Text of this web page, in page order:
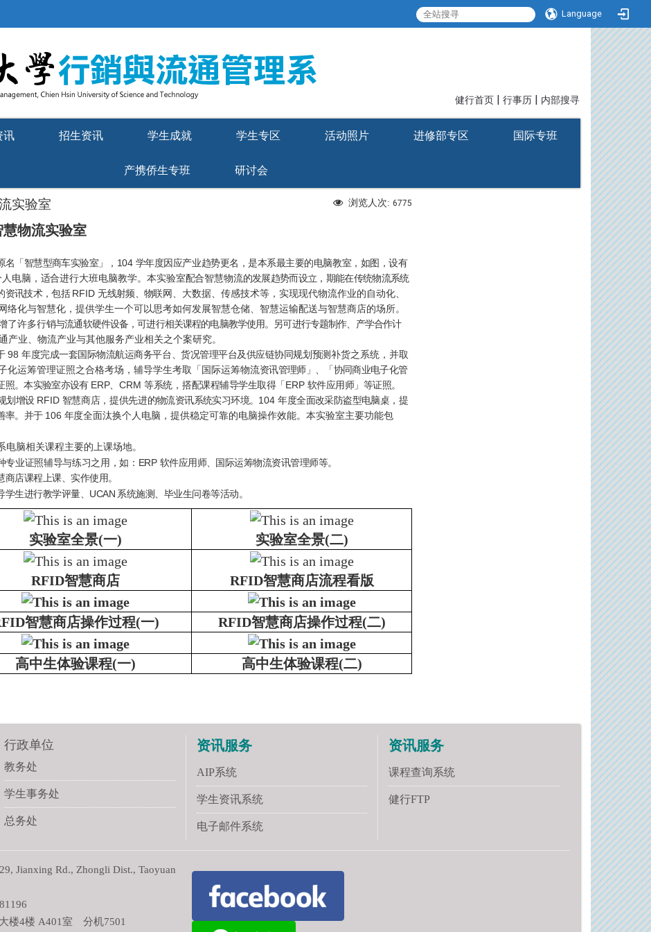
Language
健行首页 | 行事历 | 内部搜寻
讯 招生资讯 学生成就 学生专区 活动照片 进修部专区 国际专班
产携侨生专班 研讨会
浏览人次: 6775
实验室
慧物流实验室
名「智慧型商车实验室」， 104 学年度因应产业趋势更名，是本系最主要的电脑教室，如图 ，设有
电脑，适合进行大班电脑教学。本实验室配合智慧物流的发展趋势而设立，期能在传统物流系统
资讯技术，包括RFID无线射频、物联网、大数据、传感技术等，实现现代物流作业的自动化、
络化与智慧化，提供学生一个可以思考如何发展智慧仓储、智慧运输配送与智慧商店的场所。
了许多行销与流通软硬件设备，可进行相关课程的电脑教学使用。另可进行专题制作、产学合作计
产业、物流产业与其他服务产业相关之个案研究。
98 年度完成一套国际物流航运商务平台、货况管理平台及供应链协同规划预测补货之系统，并取
化运筹管理证照之合格考场，辅导学生考取「国际运筹物流资讯管理师」、「协同商业电子化管
照。本实验室亦设有 ERP、 CRM 等系统，搭配课程辅导学生取得「ERP 软件应用师」等证照。
划增设 RFID 智慧商店，提供先进的物流资讯系统实习环境。 104年度全面改采防盗型电脑桌，提
率。并于 106年度全面汰换个人电脑，提供稳定可靠的电脑操作效能。本实验室主要功能包
电脑相关课程主要的上课场地。
专业证照辅导与练习之用，如： ERP 软件应用师、国际运筹物流资讯管理师等。
商店课程上课、实作使用。
学生进行教学评量、UCAN 系统施测、毕业生问卷等活动。
实验室全景(一) 实验室全景(二)
RFID智慧商店 RFID智慧商店流程看版
智慧商店操作过程(一) RFID智慧商店操作过程(二)
高中生体验课程(一) 高中生体验课程(二)
行政单位
教务处
学生事务处
总务处
资讯服务
AIP系统
学生资讯系统
电子邮件系统
资讯服务
课程查询系统
健行FTP
Jianxing Rd., Zhongli Dist., Taoyuan
楼4楼 A401室 分机7501